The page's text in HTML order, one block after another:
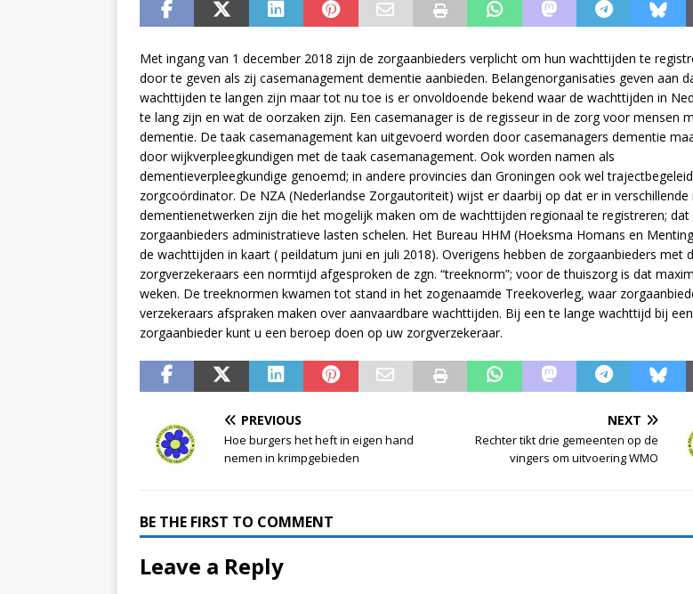
ALGEMEEN NIEUWS
ALGEMEEN NIEUWS
Met ingang van 1 december 2018 zijn de zorgaanbieders verplicht om hun wachttijden te
door te geven als zij casemanagement dementie aanbieden. Belangenorganisaties geven aan
wachttijden te langen zijn maar tot nu toe is er onvoldoende bekend waar de wachttijden in
te lang zijn en wat de oorzaken zijn. Een casemanager is de regisseur in de zorg voor mensen
dementie. De taak casemanagement kan uitgevoerd worden door casemanagers dementie
door wijkverpleegkundigen met de taak casemanagement. Ook worden namen als
dementieverpleegkundige genoemd; in andere provincies dan Groningen ook wel
zorgcoördinator. De NZA (Nederlandse Zorgautoriteit) wijst er daarbij op dat er in verschillende
dementienetwerken zijn die het mogelijk maken om de wachttijden regionaal te registreren; dat
zorgaanbieders administratieve lasten schelen. Het Bureau HHM (Hoeksma Homans en
de wachttijden in kaart ( peildatum juni en juli 2018). Overigens hebben de zorgaanbieders met
zorgverzekeraars een normtijd afgesproken de zgn. “treeknorm”; voor de thuiszorg is dat
weken. De treeknormen kwamen tot stand in het zogenaamde Treekoverleg, waar
verzekeraars afspraken maken over aanvaardbare wachttijden. Bij een te lange wachttijd bij een
zorgaanbieder kunt u een beroep doen op uw zorgverzekeraar.
PREVIOUS
Hoe burgers het heft in eigen hand
nemen in krimpgebieden
NEXT
Rechter tikt drie gemeenten op de
vingers om uitvoering WMO
BE THE FIRST TO COMMENT
Leave a Reply